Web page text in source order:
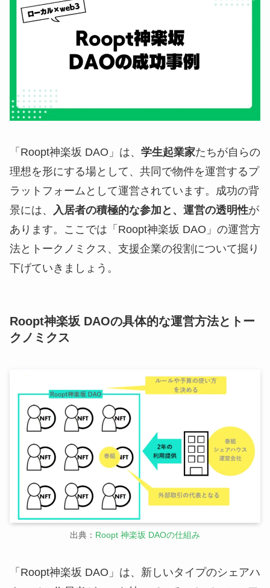
「Roopt神楽坂 DAO」は、 学生起業家たちが自らの
理想を形にする場として、共同で物件を運営するプ
ラットフォームとして運営されています。成功の背
景には、
入居者の積極的な参加と、運営の透明性が
あります。ここでは「Roopt神楽坂 DAO」の運営方
法とトークノミクス、支援企業の役割について掘り
下げていきましょう。
Roopt神楽坂 DAOの具体的な運営方法とトー
クノミクス
出典： Roopt 神楽坂 DAOの仕組み
「Roopt神楽坂 DAO」は、新しいタイプのシェアハ